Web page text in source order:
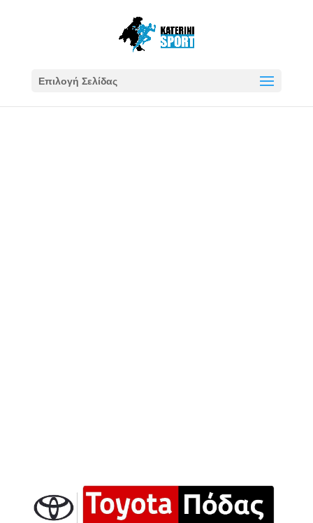
Επιλογή Σελίδας